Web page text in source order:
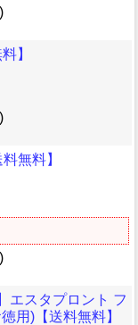
】
無料】
エスタプロント フ
用)【送料無料】